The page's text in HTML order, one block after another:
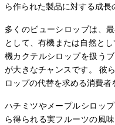
ら作られた製品に対する成長
多くのビューシロップは、
として、有機または自然と
機カクテルシロップを扱う
が大きなチャンスです。 彼
ロップの代替を求める消費者
ハチミツやメープルシロッ
ら得られる実フルーツの風